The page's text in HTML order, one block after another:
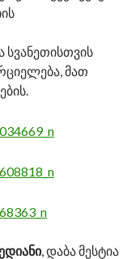
სვანეთისთვის
მათ
, დაბა მესტია